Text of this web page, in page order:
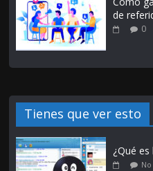
de
0
Tienes que ver esto
¿Qué